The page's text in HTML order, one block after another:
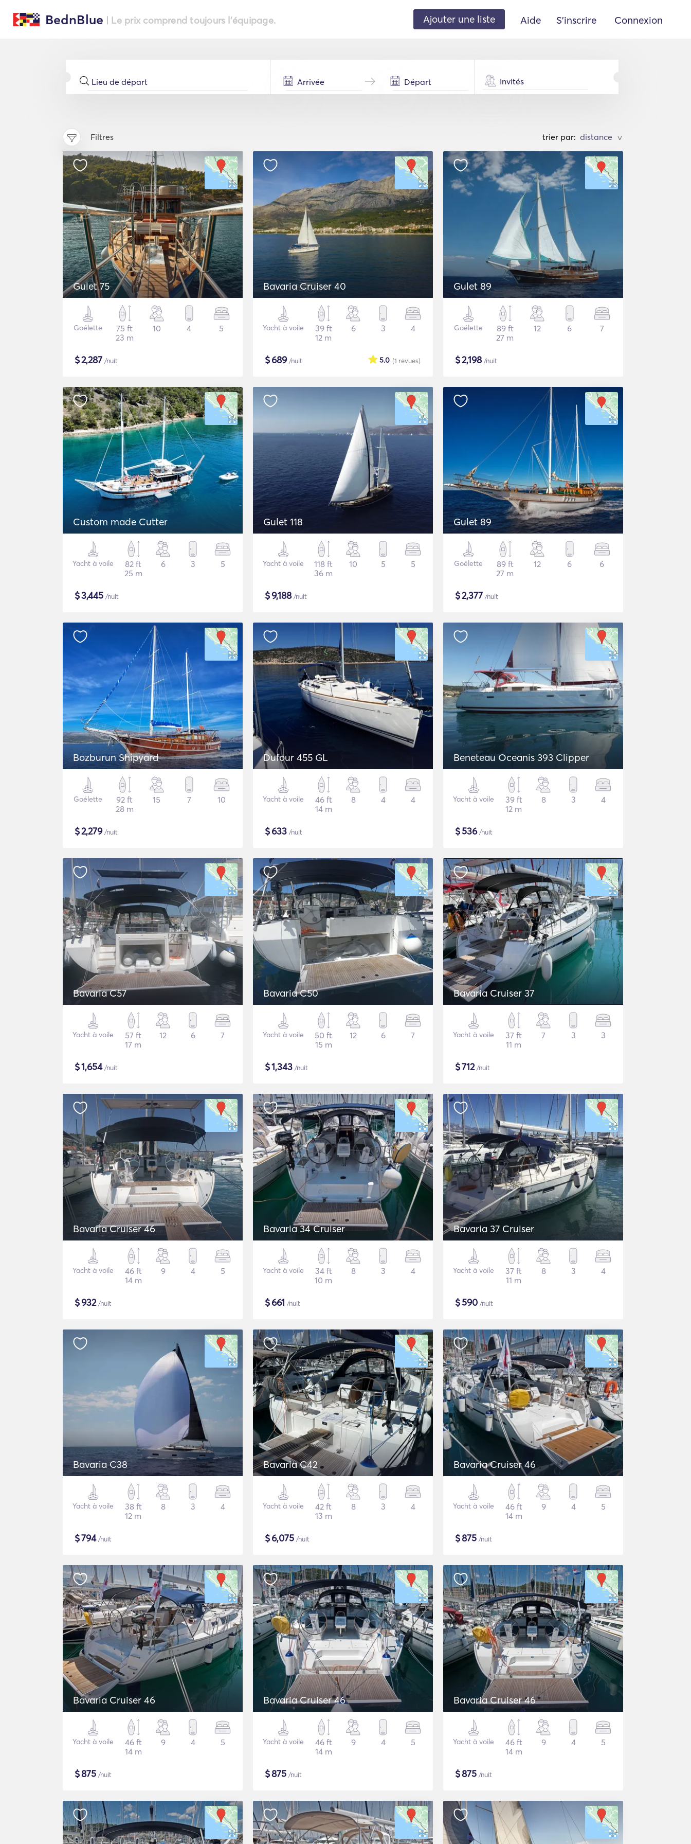
BednBlue | Le prix comprend toujours l'équipage. Ajouter une liste Aide S'inscrire Connexion
Invités
Filtres trier par: >
Gulet 75
Goélette
75 ft
23 m
10 4 5
$2,287 /nuit
Bavaria Cruiser 40
Yacht à voile
39 ft
12 m
6 3 4
$689/nuit (1 revues)
5.0
Gulet 89
Goélette
89 ft
27 m
12 6 7
$2,198/nuit
Custom made Cutter
Yacht à voile
82 ft
25 m
6 3 5
$3,445 /nuit
Gulet 118
Yacht à voile
118 ft
36 m
10 5 5
$9,188/nuit
Gulet 89
Goélette
89 ft
27 m
12 6 6
$2,377 /nuit
Bozburun Shipyard
Goélette
92 ft
28 m
15 7 10
$2,279/nuit
Dufour 455 GL
Yacht à voile
46 ft
14 m
8 4 4
$633 /nuit
Beneteau Oceanis 393 Clipper
Yacht à voile
39 ft
12 m
8 3 4
$536/nuit
Bavaria C57
Yacht à voile
57 ft
17 m
12 6 7
$1,654/nuit
Bavaria C50
Yacht à voile
50 ft
15 m
12 6 7
$1,343 /nuit
Bavaria Cruiser 37
Yacht à voile
37 ft
11 m
7 3 3
$712/nuit
Bavaria Cruiser 46
Yacht à voile
46 ft
14 m
9 4 5
$932/nuit
Bavaria 34 Cruiser
Yacht à voile
34 ft
10 m
8 3 4
$661 /nuit
Bavaria 37 Cruiser
Yacht à voile
37 ft
11 m
8 3 4
$590 /nuit
Bavaria C38
Yacht à voile
38 ft
12 m
8 3 4
$794/nuit
Bavaria C42
Yacht à voile
42 ft
13 m
8 3 4
$6,075 /nuit
Bavaria Cruiser 46
Yacht à voile
46 ft
14 m
9 4 5
$875 /nuit
Bavaria Cruiser 46
Yacht à voile
46 ft
14 m
9 4 5
$875 /nuit
Bavaria Cruiser 46
Yacht à voile
46 ft
14 m
9 4 5
$875 /nuit
Bavaria Cruiser 46
Yacht à voile
46 ft
14 m
9 4 5
$875 /nuit